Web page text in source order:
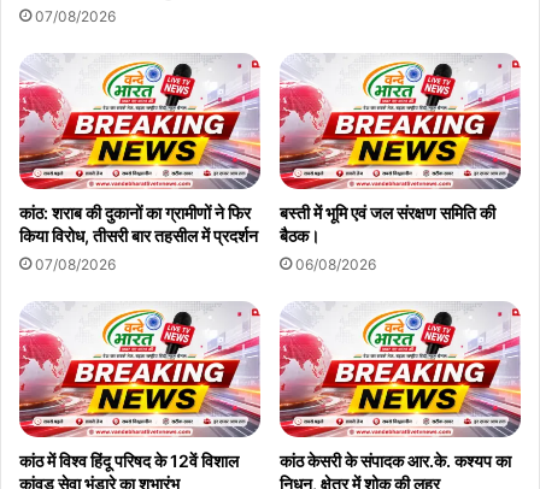
07/08/2026
कांठ: शराब की दुकानों का ग्रामीणों ने फिर
किया विरोध, तीसरी बार तहसील में प्रदर्शन
07/08/2026
बस्ती में भूमि एवं जल संरक्षण समिति की
बैठक।
06/08/2026
कांठ में विश्व हिंदू परिषद के 12वें विशाल
कांवड़ सेवा भंडारे का शुभारंभ
कांठ केसरी के संपादक आर.के. कश्यप का
निधन, क्षेत्र में शोक की लहर